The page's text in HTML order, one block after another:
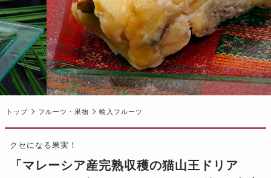
トップ フルーツ・果物 輸入フルーツ
クセになる果実！
「マレーシア産完熟収穫の猫山王ドリア